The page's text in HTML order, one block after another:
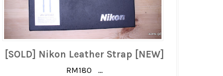
[SOLD] Nikon Leather Strap [NEW]
RM180 ...